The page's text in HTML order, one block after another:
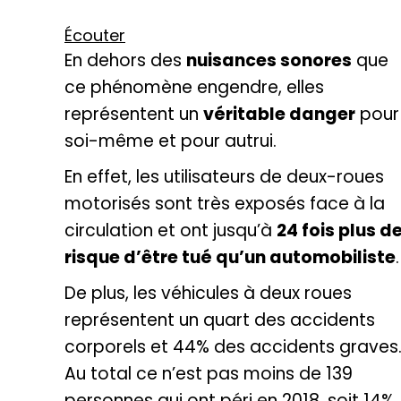
Écouter
En dehors des nuisances sonores que
ce phénomène engendre, elles
représentent un véritable danger pour
soi-même et pour autrui.
En effet, les utilisateurs de deux-roues
motorisés sont très exposés face à la
circulation et ont jusqu’à 24 fois plus
risque d’être tué qu’un automobiliste.
De plus, les véhicules à deux roues
représentent un quart des accidents
corporels et 44% des accidents graves.
Au total ce n’est pas moins de 139